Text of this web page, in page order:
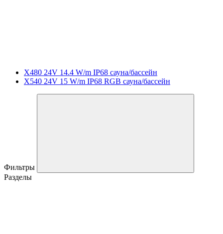
X480 24V 14.4 W/m IP68 сауна/бассейн
X540 24V 15 W/m IP68 RGB сауна/бассейн
Фильтры
Разделы